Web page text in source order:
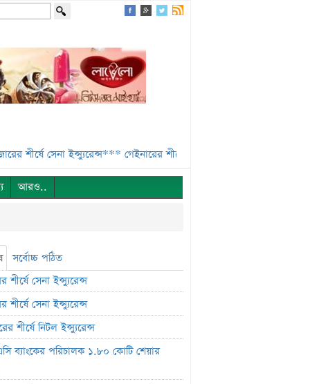
সেনা ইন্স্যুরেন্স*** গেইনারের শীর্ষে নিটল ইন্স্যুরেন্স***
আরও..
সর্বোচ্চ পঠিত
শীর্ষে সেনা ইন্স্যুরেন্স
শীর্ষে সেনা ইন্স্যুরেন্স
শীর্ষে নিটল ইন্স্যুরেন্স
ব্যাংকের পরিচালক ১.৮০ কোটি শেয়ার